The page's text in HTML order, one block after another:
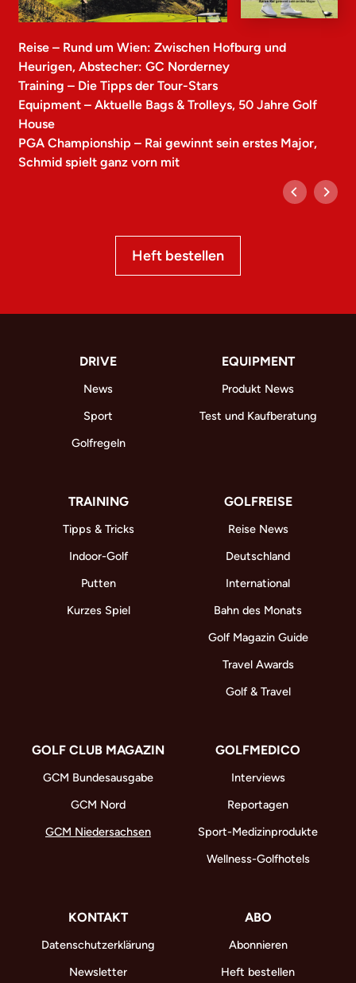
Reise – Rund um Wien: Zwischen Hofburg und
Heurigen, Abstecher: GC Norderney
Training – Die Tipps der Tour-Stars
Equipment – Aktuelle Bags & Trolleys, 50 Jahre Golf
House
PGA Championship – Rai gewinnt sein erstes Major,
Schmid spielt ganz vorn mit
Heft bestellen
DRIVE
News
Sport
Golfregeln
EQUIPMENT
Produkt News
Test und Kaufberatung
TRAINING
Tipps & Tricks
Indoor-Golf
Putten
Kurzes Spiel
GOLFREISE
Reise News
Deutschland
International
Bahn des Monats
Golf Magazin Guide
Travel Awards
Golf & Travel
GOLF CLUB MAGAZIN
GCM Bundesausgabe
GCM Nord
GCM Niedersachsen
GOLFMEDICO
Interviews
Reportagen
Sport-Medizinprodukte
Wellness-Golfhotels
KONTAKT
Datenschutzerklärung
Newsletter
ABO
Abonnieren
Heft bestellen